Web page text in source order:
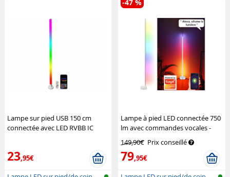
Lampe sur pied USB 150 cm
connectée avec LED RVBB IC
23,95€
Lampe à pied LED connectée 750
lm avec commandes vocales -
Luminea
149,90€ Prix conseillé
79,95€
-47 %